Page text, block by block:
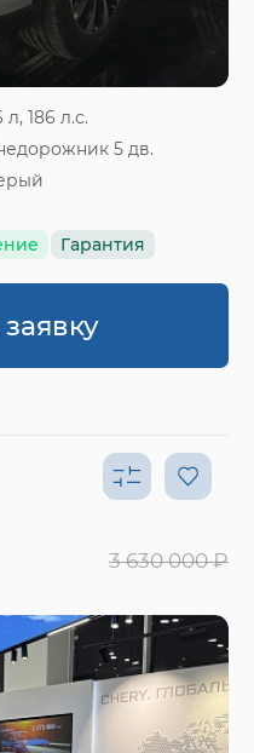
л, 186 л.с.
5 дв.
Гарантия
3 630 000 ₽